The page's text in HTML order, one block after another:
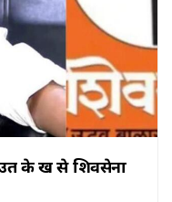
के रुख से शिवसेना